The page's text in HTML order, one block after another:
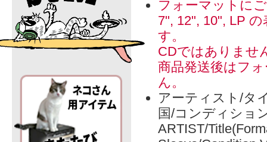
フォーマットに
7", 12", 10", LP
す。
CDではありませ
商品発送後はフ
ん。
アーティスト/タ
国/コンディショ
ARTIST/